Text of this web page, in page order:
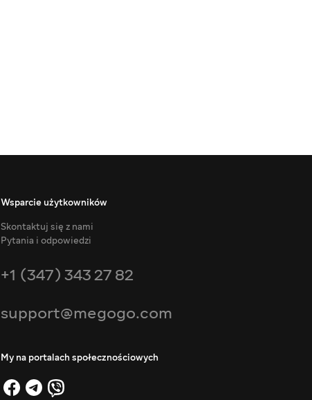
Wsparcie użytkowników
Skontaktuj się z nami
Pytania i odpowiedzi
+1 (347) 343 27 82
support@megogo.com
My na portalach społecznościowych